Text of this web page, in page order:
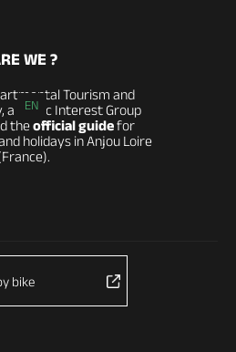
EN
WE ?
Tourism and
a Public Interest Group
theofficial guidefor
holidays in Anjou Loire
bike